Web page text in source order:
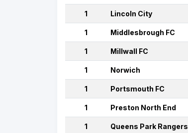
1 Lincoln City
1 Middlesbrough FC
1 Millwall FC
1 Norwich
1 Portsmouth FC
1 Preston North End
1 Queens Park Rangers